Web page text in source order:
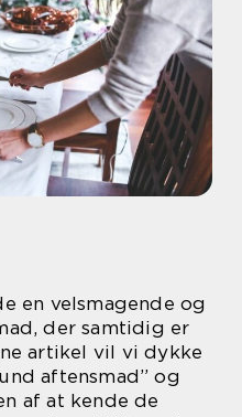
en velsmagende og
der samtidig er
artikel vil vi dykke
aftensmad” og
af at kende de